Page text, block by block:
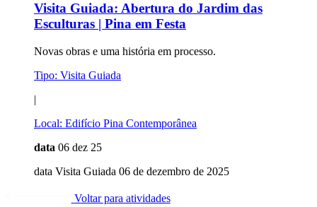
Visita Guiada: Abertura do Jardim das
Esculturas | Pina em Festa
Novas obras e uma história em processo.
Tipo: Visita Guiada
|
Local: Edifício Pina Contemporânea
data 06 dez 25
data Visita Guiada 06 de dezembro de 2025
Voltar para atividades